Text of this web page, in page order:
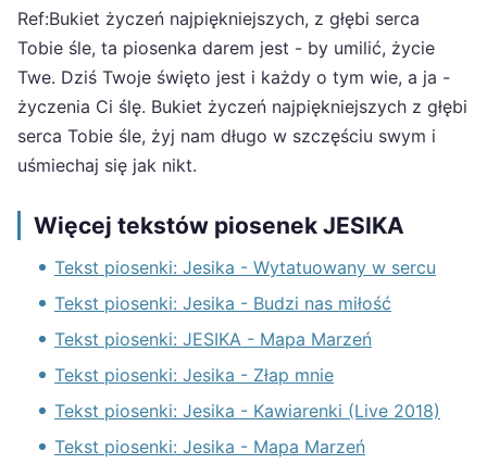
Ref:Bukiet życzeń najpiękniejszych, z głębi serca
Tobie śle, ta piosenka darem jest - by umilić, życie
Twe. Dziś Twoje święto jest i każdy o tym wie, a ja -
życzenia Ci ślę. Bukiet życzeń najpiękniejszych z głębi
serca Tobie śle, żyj nam długo w szczęściu swym i
uśmiechaj się jak nikt.
Więcej tekstów piosenek JESIKA
Tekst piosenki: Jesika - Wytatuowany w sercu
Tekst piosenki: Jesika - Budzi nas miłość
Tekst piosenki: JESIKA - Mapa Marzeń
Tekst piosenki: Jesika - Złap mnie
Tekst piosenki: Jesika - Kawiarenki (Live 2018)
Tekst piosenki: Jesika - Mapa Marzeń